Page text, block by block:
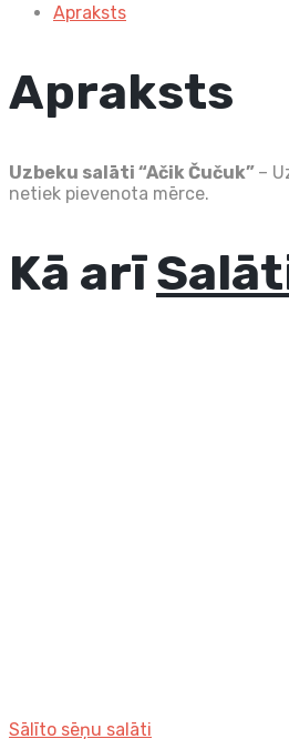
Apraksts
Apraksts
Uzbeku salāti “Ačik Čučuk” –
netiek pievenota mērce.
Kā arī
Sālīto sēņu salāti